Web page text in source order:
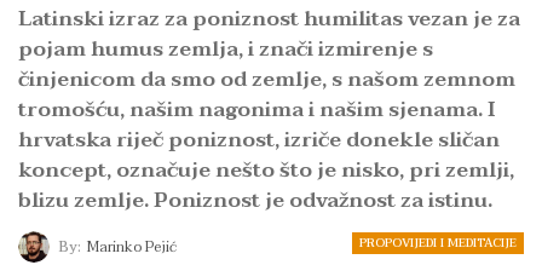
Latinski izraz za poniznost humilitas vezan je za
pojam humus zemlja, i znači izmirenje s
činjenicom da smo od zemlje, s našom zemnom
tromošću, našim nagonima i našim sjenama. I
hrvatska riječ poniznost, izriče donekle sličan
koncept, označuje nešto što je nisko, pri zemlji,
blizu zemlje. Poniznost je odvažnost za istinu.
PROPOVIJEDI I MEDITACIJE
By: Marinko Pejić